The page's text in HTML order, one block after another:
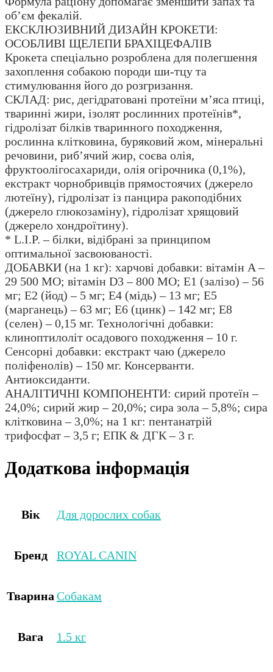
об’єм фекалій.
ЕКСКЛЮЗИВНИЙ ДИЗАЙН КРОКЕТИ:
ОСОБЛИВІ ЩЕЛЕПИ БРАХІЦЕФАЛІВ
Крокета спеціально розроблена для полегшення
захоплення собакою породи ши-тцу та
стимулювання його до розгризання.
СКЛАД: рис, дегідратовані протеїни м’яса птиці,
тваринні жири, ізолят рослинних протеїнів*,
гідролізат білків тваринного походження,
рослинна клітковина, буряковий жом, мінеральні
речовини, риб’ячий жир, соєва олія,
фруктоолiгосахариди, олія огірочника (0,1%),
екстракт чорнобривців прямостоячих (джерело
лютеїну), гідролізат із панцира ракоподібних
(джерело глюкозаміну), гідролізат хрящовий
(джерело хондроїтину).
* L.I.P. – білки, відібрані за принципом
оптимальної засвоюваності.
ДОБАВКИ (на 1 кг): харчові добавки: вітамін A –
29 500 MO; вітамін D3 – 800 MO; E1 (залiзо) – 56
мг; E2 (йод) – 5 мг; E4 (мiдь) – 13 мг; E5
(марганець) – 63 мг; E6 (цинк) – 142 мг; E8
(селен) – 0,15 мг. Технологічні добавки:
клиноптилоліт осадового походження – 10 г.
Сенсорні добавки: екстракт чаю (джерело
поліфенолів) – 150 мг. Консерванти.
Aнтиоксиданти.
АНАЛІТИЧНІ КОМПОНЕНТИ: сирий протеїн –
24,0%; сирий жир – 20,0%; сира зола – 5,8%; сира
клітковина – 3,0%; на 1 кг: пентанатрій
трифосфат – 3,5 г; ЕПК & ДГК – 3 г.
Додаткова інформація
Вік Для дорослих собак
Бренд ROYAL CANIN
Тварина Собакам
Вага 1.5 кг